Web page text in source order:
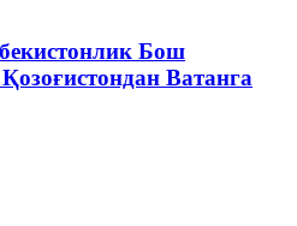
Бош
Ватанга